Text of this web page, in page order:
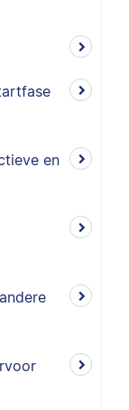
en